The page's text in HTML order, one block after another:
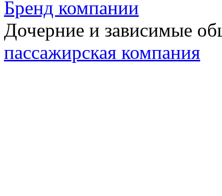
Бренд компании
Дочерние и зависимые
пассажирская компания